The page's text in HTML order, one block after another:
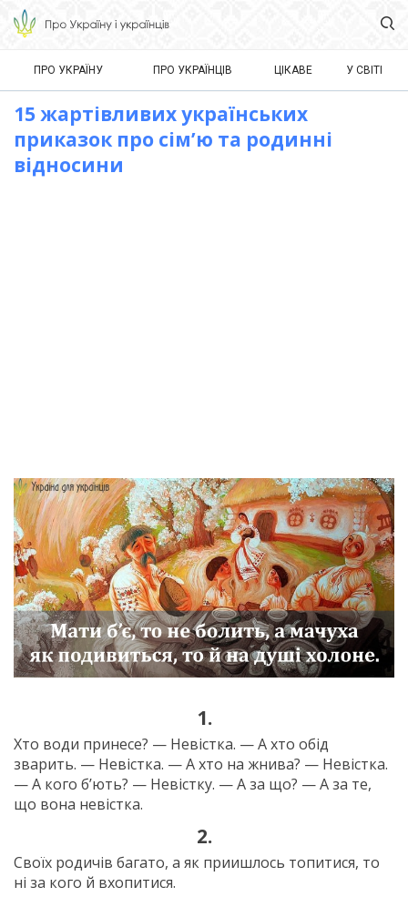
ПРО УКРАЇНУ ПРО УКРАЇНЦІВ ЦІКАВЕ У СВІТІ
15 жартівливих українських
приказок про сім’ю та родинні
відносини
1.
Хто води принесе? — Невістка. — А хто обід
зварить. — Невістка. — А хто на жнива? — Невістка.
— А кого б’ють? — Невістку. — А за що? — А за те,
що вона невістка.
2.
Своїх родичів багато, а як приишлось топитися, то
ні за кого й вхопитися.